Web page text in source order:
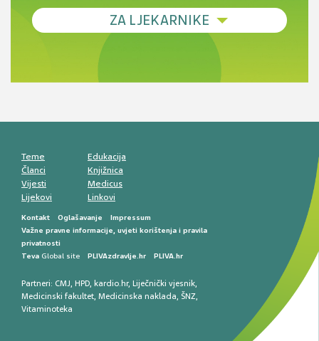
Debljina - od prevencije do personalizirane
Novi pogled na migrenu: komorbiditeti, spolne
razlike i nove terapije
smetnji do rane onkološke dijagnostike
ZA LJEKARNIKE
Antikoagulansi u ljekarničkoj praksi –
Teme
Članci
Vijesti
Lijekovi
Edukacija
Knjižnica
Medicus
Linkovi
Kontakt Oglašavanje
Impressum
Važne pravne informacije, uvjeti korištenja i pravila
privatnosti
Teva Global site PLIVAzdravlje.hr PLIVA.hr
Partneri: CMJ, HPD, kardio.hr, Liječnički vjesnik,
Medicinski fakultet, Medicinska naklada, ŠNZ,
Vitaminoteka